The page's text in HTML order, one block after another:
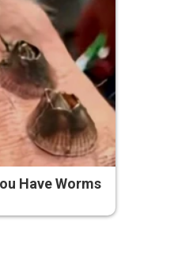
Have Worms